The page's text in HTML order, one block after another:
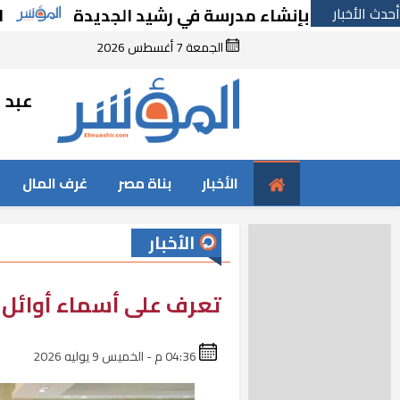
أحدث الأخباربإنشاء مدرسة في رشيد الجديدة
الجمعة 7 أغسطس 2026
الأخبار بناة مصر غرف المال
الأخبار
تعرف على أسماء أوائل